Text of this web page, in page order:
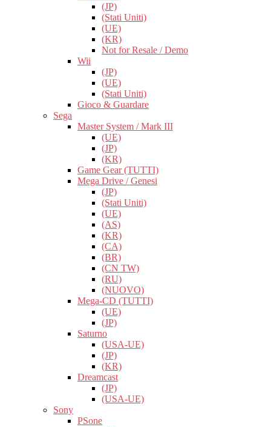
(JP)
(Stati Uniti)
(UE)
(KR)
Not for Resale / Demo
Wii
(JP)
(UE)
(Stati Uniti)
Gioco & Guardare
Sega
Master System / Mark III
(UE)
(JP)
(KR)
Game Gear (TUTTI)
Mega Drive / Genesi
(JP)
(Stati Uniti)
(UE)
(AS)
(KR)
(CA)
(BR)
(CN TW)
(RU)
(NUOVO)
Mega-CD (TUTTI)
(UE)
(JP)
Saturno
(USA-UE)
(JP)
(KR)
Dreamcast
(JP)
(USA-UE)
Sony
PSone